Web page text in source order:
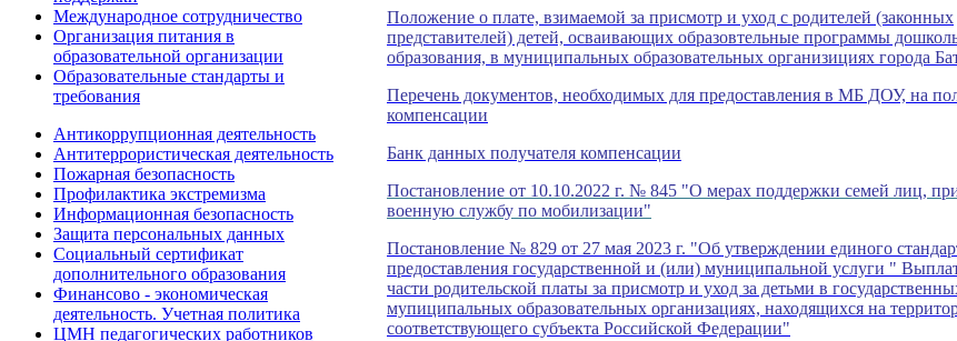
Международное сотрудничество
Организация питания в
образовательной организации
Образовательные стандарты и
требования
Антикоррупционная деятельность
Антитеррористическая деятельность
Пожарная безопасность
Профилактика экстремизма
Информационная безопасность
Защита персональных данных
Социальный сертификат
дополнительного образования
Финансово - экономическая
деятельность. Учетная политика
ЦМН педагогических работников
Положение о плате, взимаемой за присмотр и уход с родителей (законных
представителей) детей, осваивающих образовтельные программы
образования, в муниципальных образовательных организициях города
Перечень документов, необходимых для предоставления в МБ ДОУ, на
компенсации
Банк данных получателя компенсации
Постановление от 10.10.2022 г. № 845 "О мерах поддержки семей лиц,
военную службу по мобилизации"
Постановление № 829 от 27 мая 2023 г. "Об утверждении единого
предоставления государственной и (или) муниципальной услуги "
части родительской платы за присмотр и уход за детьми в
мупиципальных образовательных организациях, находящихся на
соответствующего субъекта Российской Федерации"